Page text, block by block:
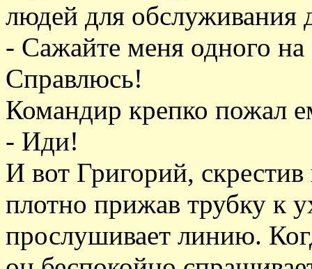
людей для обслуживания
- Сажайте меня одного
Справлюсь!
Командир крепко пожал
- Иди!
И вот Григорий,
плотно прижав трубку к
прослушивает линию.